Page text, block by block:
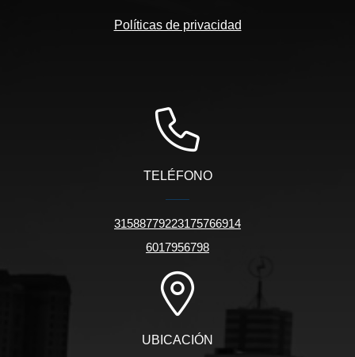
Políticas de privacidad
TELÉFONO
31588779223175766914
6017956798
UBICACIÓN